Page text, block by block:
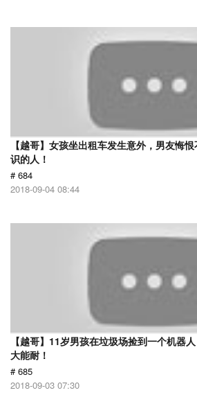
【越哥】女孩坐出租车发生意外，男友悔
识的人！
# 684
2018-09-04 08:44
【越哥】11岁男孩在垃圾场捡到一个机器
大能耐！
# 685
2018-09-03 07:30